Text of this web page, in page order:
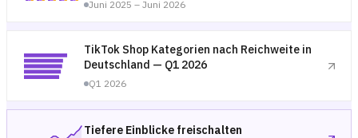
Juni 2025 – Juni 2026
TikTok Shop Kategorien nach Reichweite in
Deutschland — Q1 2026
Q1 2026
Tiefere Einblicke freischalten